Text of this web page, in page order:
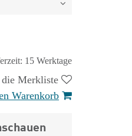
15 Werktage
Merkliste
Warenkorb